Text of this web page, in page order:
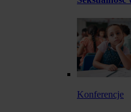
Konferencje